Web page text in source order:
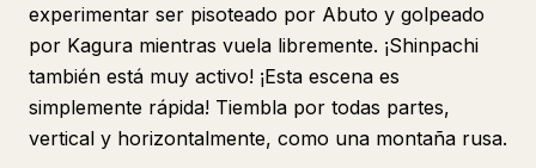
experimentar ser pisoteado por Abuto y golpeado
por Kagura mientras vuela libremente. ¡Shinpachi
también está muy activo! ¡Esta escena es
simplemente rápida! Tiembla por todas partes,
vertical y horizontalmente, como una montaña rusa.